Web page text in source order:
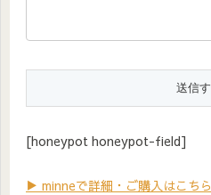
[honeypot honeypot-field]
▶ minneで詳細・ご購入はこちら